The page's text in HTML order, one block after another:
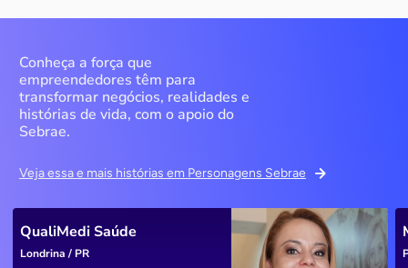
Conheça a força que
empreendedores têm para
transformar negócios, realidades e
histórias de vida, com o apoio do
Sebrae.
Veja essa e mais histórias em Personagens Sebrae
QualiMedi Saúde
Londrina / PR